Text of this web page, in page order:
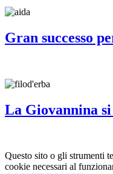
Gran successo
La Giovannina
Questo sito o gli strumenti
cookie necessari al